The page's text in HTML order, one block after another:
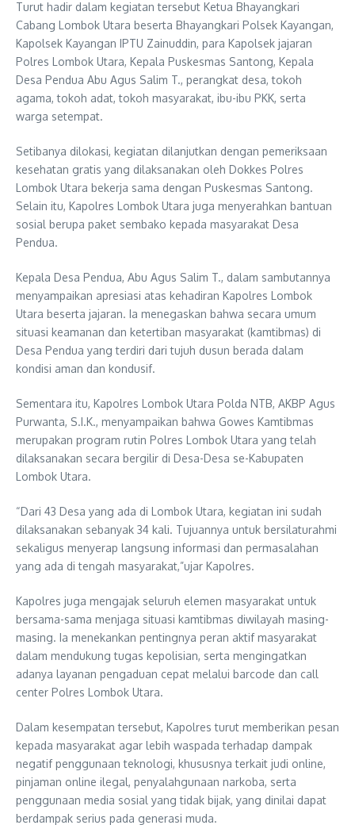
Turut hadir dalam kegiatan tersebut Ketua Bhayangkari
Cabang Lombok Utara beserta Bhayangkari Polsek Kayangan,
Kapolsek Kayangan IPTU Zainuddin, para Kapolsek jajaran
Polres Lombok Utara, Kepala Puskesmas Santong, Kepala
Desa Pendua Abu Agus Salim T., perangkat desa, tokoh
agama, tokoh adat, tokoh masyarakat, ibu-ibu PKK, serta
warga setempat.
Setibanya dilokasi, kegiatan dilanjutkan dengan pemeriksaan
kesehatan gratis yang dilaksanakan oleh Dokkes Polres
Lombok Utara bekerja sama dengan Puskesmas Santong.
Selain itu, Kapolres Lombok Utara juga menyerahkan bantuan
sosial berupa paket sembako kepada masyarakat Desa
Pendua.
Kepala Desa Pendua, Abu Agus Salim T., dalam sambutannya
menyampaikan apresiasi atas kehadiran Kapolres Lombok
Utara beserta jajaran. Ia menegaskan bahwa secara umum
situasi keamanan dan ketertiban masyarakat (kamtibmas) di
Desa Pendua yang terdiri dari tujuh dusun berada dalam
kondisi aman dan kondusif.
Sementara itu, Kapolres Lombok Utara Polda NTB, AKBP Agus
Purwanta, S.I.K., menyampaikan bahwa Gowes Kamtibmas
merupakan program rutin Polres Lombok Utara yang telah
dilaksanakan secara bergilir di Desa-Desa se-Kabupaten
Lombok Utara.
“Dari 43 Desa yang ada di Lombok Utara, kegiatan ini sudah
dilaksanakan sebanyak 34 kali. Tujuannya untuk bersilaturahmi
sekaligus menyerap langsung informasi dan permasalahan
yang ada di tengah masyarakat,”ujar Kapolres.
Kapolres juga mengajak seluruh elemen masyarakat untuk
bersama-sama menjaga situasi kamtibmas diwilayah masing-
masing. Ia menekankan pentingnya peran aktif masyarakat
dalam mendukung tugas kepolisian, serta mengingatkan
adanya layanan pengaduan cepat melalui barcode dan call
center Polres Lombok Utara.
Dalam kesempatan tersebut, Kapolres turut memberikan pesan
kepada masyarakat agar lebih waspada terhadap dampak
negatif penggunaan teknologi, khususnya terkait judi online,
pinjaman online ilegal, penyalahgunaan narkoba, serta
penggunaan media sosial yang tidak bijak, yang dinilai dapat
berdampak serius pada generasi muda.